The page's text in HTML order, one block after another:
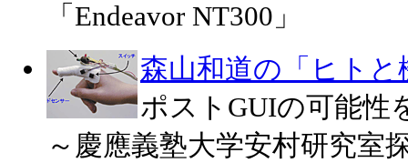
「Endeavor NT300」
森山和道の「ヒトと
ポストGUIの可能性
～慶應義塾大学安村研究室